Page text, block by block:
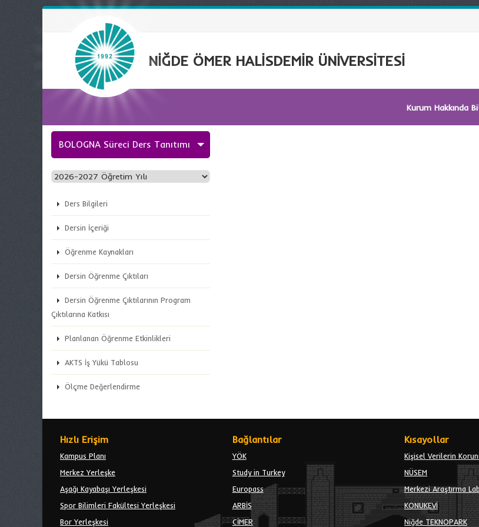
NİĞDE ÖMER HALİSDEMİR ÜNİVERSİTESİ
Kurum Hakkında
BOLOGNA Süreci Ders Tanıtımı
Ders Bilgileri
Dersin İçeriği
Öğrenme Kaynakları
Dersin Öğrenme Çıktıları
Dersin Öğrenme Çıktılarının Program
Çıktılarına Katkısı
Planlanan Öğrenme Etkinlikleri
AKTS İş Yükü Tablosu
Ölçme Değerlendirme
Hızlı Erişim
Kampus Planı
Merkez Yerleşke
Aşağı Kayabaşı Yerleşkesi
Spor Bilimleri Fakültesi Yerleşkesi
Bor Yerleşkesi
Bağlantılar
YÖK
Study in Turkey
Europass
ARBİS
CİMER
Kısayollar
Kişisel Verilerin
NÜSEM
Merkezi Araştırma
KONUKEVİ
Niğde TEKNOPARK